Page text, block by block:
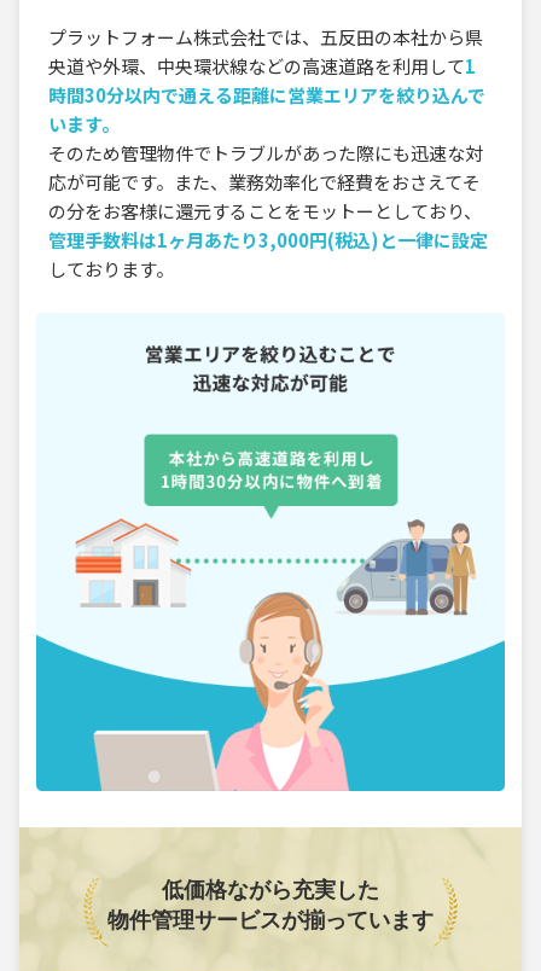
プラットフォーム株式会社では、五反田の本社から県
央道や外環、中央環状線などの高速道路を利用して1
時間30分以内で通える距離に営業エリアを絞り込んで
います。
そのため管理物件でトラブルがあった際にも迅速な対
応が可能です。また、業務効率化で経費をおさえてそ
の分をお客様に還元することをモットーとしており、
管理手数料は1ヶ月あたり3,000円(税込)と一律に設定
しております。
低価格ながら充実した
物件管理サービスが揃っています